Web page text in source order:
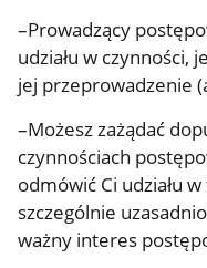
–Prowadzący
udziału w czynności,
jej przeprowadzenie
–Możesz zażądać
czynnościach
odmówić Ci udziału
szczególnie
ważny interes